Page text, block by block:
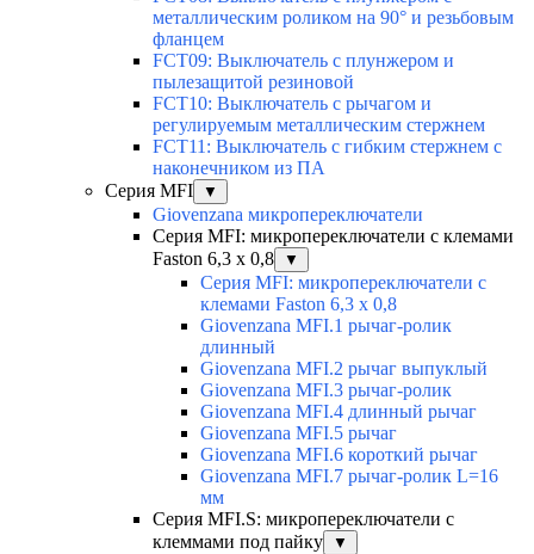
металлическим роликом на 90° и резьбовым
фланцем
FCT09: Выключатель с плунжером и
пылезащитой резиновой
FCT10: Выключатель с рычагом и
регулируемым металлическим стержнем
FCT11: Выключатель с гибким стержнем с
наконечником из ПА
Серия MFI
▼
Giovenzana микропереключатели
Серия MFI: микропереключатели с клемами
Faston 6,3 x 0,8
▼
Серия MFI: микропереключатели с
клемами Faston 6,3 x 0,8
Giovenzana MFI.1 рычаг-ролик
длинный
Giovenzana MFI.2 рычаг выпуклый
Giovenzana MFI.3 рычаг-ролик
Giovenzana MFI.4 длинный рычаг
Giovenzana MFI.5 рычаг
Giovenzana MFI.6 короткий рычаг
Giovenzana MFI.7 рычаг-ролик L=16
мм
Серия MFI.S: микропереключатели с
клеммами под пайку
▼